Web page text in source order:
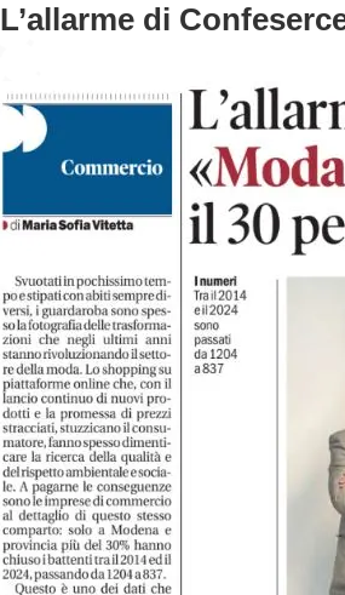
L’allarme di